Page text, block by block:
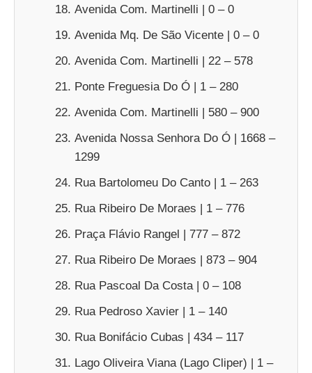
Avenida Com. Martinelli | 0 – 0
Avenida Mq. De São Vicente | 0 – 0
Avenida Com. Martinelli | 22 – 578
Ponte Freguesia Do Ó | 1 – 280
Avenida Com. Martinelli | 580 – 900
Avenida Nossa Senhora Do Ó | 1668 –
1299
Rua Bartolomeu Do Canto | 1 – 263
Rua Ribeiro De Moraes | 1 – 776
Praça Flávio Rangel | 777 – 872
Rua Ribeiro De Moraes | 873 – 904
Rua Pascoal Da Costa | 0 – 108
Rua Pedroso Xavier | 1 – 140
Rua Bonifácio Cubas | 434 – 117
Lago Oliveira Viana (Lago Cliper) | 1 –